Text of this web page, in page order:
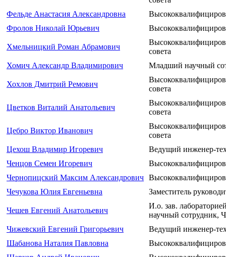
Фельде Анастасия Александровна
Фролов Николай Юрьевич
Хмельницкий Роман Абрамович
совета
Хомич Александр Владимирович
Младший научный
Хохлов Дмитрий Ремович
совета
Цветков Виталий Анатольевич
совета
Цебро Виктор Иванович
совета
Цехош Владимир Игоревич
Ведущий инженер-
Ченцов Семен Игоревич
Чернопицский Максим Александрович
Чечукова Юлия Евгеньевна
Заместитель
Чешев Евгений Анатольевич
И.о. зав.
научный сотрудник,
Чижевский Евгений Григорьевич
Ведущий инженер-
Шабанова Наталия Павловна